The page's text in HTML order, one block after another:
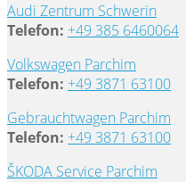
Audi Zentrum Schwerin
Telefon: +49 385 6460064
Volkswagen Parchim
Telefon: +49 3871 63100
Gebrauchtwagen Parchim
Telefon: +49 3871 63100
ŠKODA Service Parchim